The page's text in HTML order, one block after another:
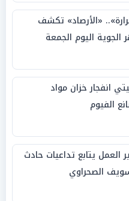
«الأرصاد» تكشف
الجوية اليوم الجمعة
انفجار خزان مواد
الفيوم
العمل يتابع تداعيات حادث
الصحراوي